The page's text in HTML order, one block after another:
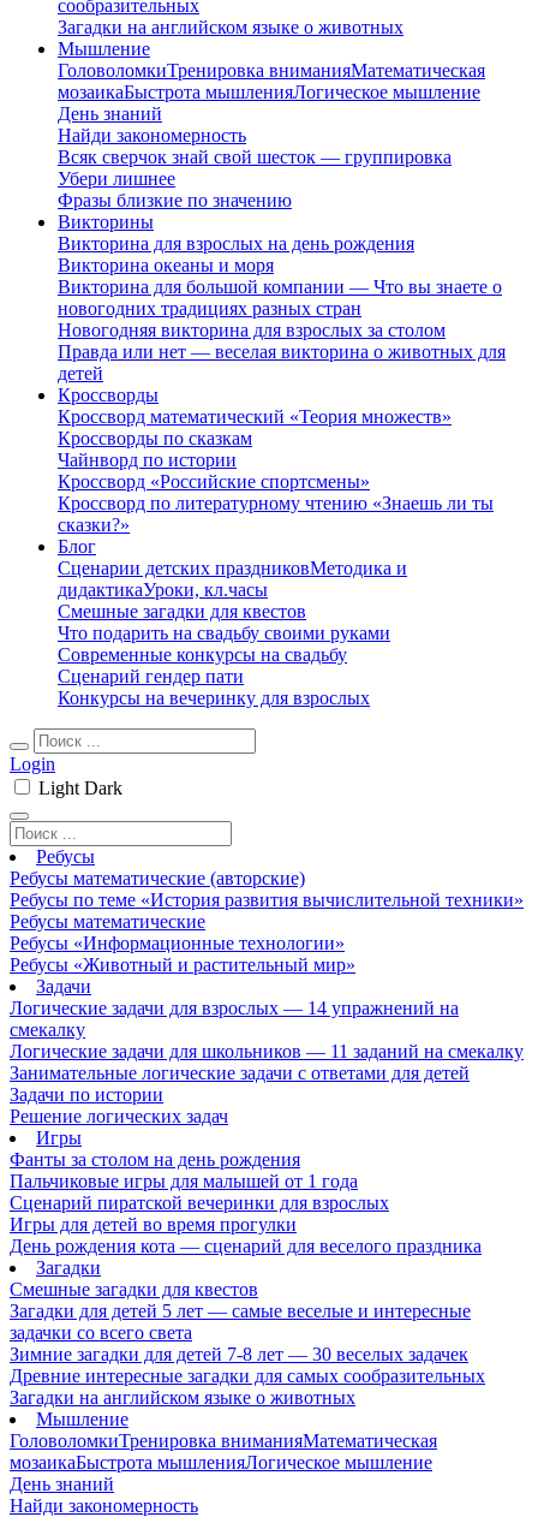
сообразительных
Загадки на английском языке о животных
Мышление
ГоловоломкиТренировка вниманияМатематическая
мозаикаБыстрота мышленияЛогическое мышление
День знаний
Найди закономерность
Всяк сверчок знай свой шесток — группировка
Убери лишнее
Фразы близкие по значению
Викторины
Викторина для взрослых на день рождения
Викторина океаны и моря
Викторина для большой компании — Что вы знаете о
новогодних традициях разных стран
Новогодняя викторина для взрослых за столом
Правда или нет — веселая викторина о животных для
детей
Кроссворды
Кроссворд математический «Теория множеств»
Кроссворды по сказкам
Чайнворд по истории
Кроссворд «Российские спортсмены»
Кроссворд по литературному чтению «Знаешь ли ты
сказки?»
Блог
Сценарии детских праздниковМетодика и
дидактикаУроки, кл.часы
Смешные загадки для квестов
Что подарить на свадьбу своими руками
Современные конкурсы на свадьбу
Сценарий гендер пати
Конкурсы на вечеринку для взрослых
Login
Light Dark
Ребусы
Ребусы математические (авторские)
Ребусы по теме «История развития вычислительной техники»
Ребусы математические
Ребусы «Информационные технологии»
Ребусы «Животный и растительный мир»
Задачи
Логические задачи для взрослых — 14 упражнений на
смекалку
Логические задачи для школьников — 11 заданий на смекалку
Занимательные логические задачи с ответами для детей
Задачи по истории
Решение логических задач
Игры
Фанты за столом на день рождения
Пальчиковые игры для малышей от 1 года
Сценарий пиратской вечеринки для взрослых
Игры для детей во время прогулки
День рождения кота — сценарий для веселого праздника
Загадки
Смешные загадки для квестов
Загадки для детей 5 лет — самые веселые и интересные
задачки со всего света
Зимние загадки для детей 7-8 лет — 30 веселых задачек
Древние интересные загадки для самых сообразительных
Загадки на английском языке о животных
Мышление
ГоловоломкиТренировка вниманияМатематическая
мозаикаБыстрота мышленияЛогическое мышление
День знаний
Найди закономерность